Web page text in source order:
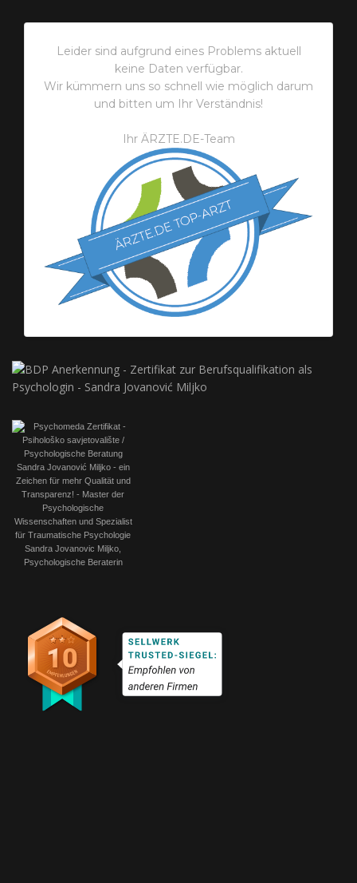
Leider sind aufgrund eines Problems aktuell
keine Daten verfügbar.
Wir kümmern uns so schnell wie möglich darum
und bitten um Ihr Verständnis!
Ihr ÄRZTE.DE-Team